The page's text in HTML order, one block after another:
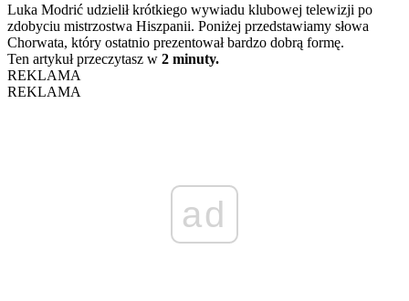
Luka Modrić udzielił krótkiego wywiadu klubowej telewizji po
zdobyciu mistrzostwa Hiszpanii. Poniżej przedstawiamy słowa
Chorwata, który ostatnio prezentował bardzo dobrą formę.
Ten artykuł przeczytasz w 2 minuty.
REKLAMA
REKLAMA
ad